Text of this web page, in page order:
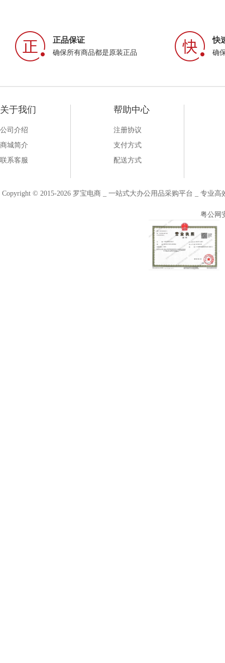
正品保证
确保所有商品都是原装正品
快
确
关于我们
公司介绍
商城简介
联系客服
帮助中心
注册协议
支付方式
配送方式
Copyright © 2015-2026 罗宝电商 _ 一站式大办公用品采购平台 _ 专业
粤公网